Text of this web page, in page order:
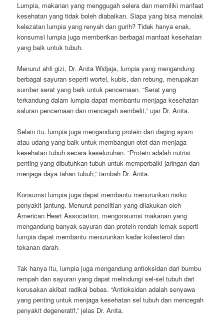
Lumpia, makanan yang menggugah selera dan memiliki manfaat
kesehatan yang tidak boleh diabaikan. Siapa yang bisa menolak
kelezatan lumpia yang renyah dan gurih? Tidak hanya enak,
konsumsi lumpia juga memberikan berbagai manfaat kesehatan
yang baik untuk tubuh.
Menurut ahli gizi, Dr. Anita Widjaja, lumpia yang mengandung
berbagai sayuran seperti wortel, kubis, dan rebung, merupakan
sumber serat yang baik untuk pencernaan. “Serat yang
terkandung dalam lumpia dapat membantu menjaga kesehatan
saluran pencernaan dan mencegah sembelit,” ujar Dr. Anita.
Selain itu, lumpia juga mengandung protein dari daging ayam
atau udang yang baik untuk membangun otot dan menjaga
kesehatan tubuh secara keseluruhan. “Protein adalah nutrisi
penting yang dibutuhkan tubuh untuk memperbaiki jaringan dan
menjaga daya tahan tubuh,” tambah Dr. Anita.
Konsumsi lumpia juga dapat membantu menurunkan risiko
penyakit jantung. Menurut penelitian yang dilakukan oleh
American Heart Association, mengonsumsi makanan yang
mengandung banyak sayuran dan protein rendah lemak seperti
lumpia dapat membantu menurunkan kadar kolesterol dan
tekanan darah.
Tak hanya itu, lumpia juga mengandung antioksidan dari bumbu
rempah dan sayuran yang dapat melindungi sel-sel tubuh dari
kerusakan akibat radikal bebas. “Antioksidan adalah senyawa
yang penting untuk menjaga kesehatan sel tubuh dan mencegah
penyakit degeneratif,” jelas Dr. Anita.